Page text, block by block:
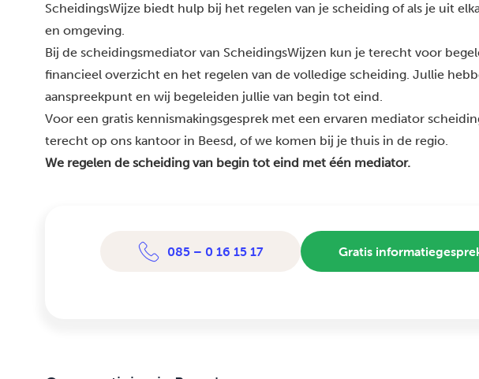
ScheidingsWijze biedt hulp bij het regelen van je scheiding of als je uit
en omgeving.
Bij de scheidingsmediator van ScheidingsWijzen kun je terecht voor
financieel overzicht en het regelen van de volledige scheiding. Jullie
aanspreekpunt en wij begeleiden jullie van begin tot eind.
Voor een gratis kennismakingsgesprek met een ervaren mediator
terecht op ons kantoor in Beesd, of we komen bij je thuis in de regio.
We regelen de scheiding van begin tot eind met één mediator.
085 – 0 16 15 17 Gratis